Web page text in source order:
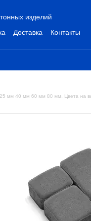
изделий
Доставка Контакты
25 мм 40 мм 60 мм 80 мм. Цвета на